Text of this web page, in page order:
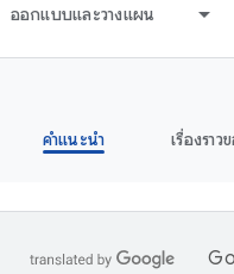
ออกแบบและวางแผน
คำแนะนำ เรื่องรา